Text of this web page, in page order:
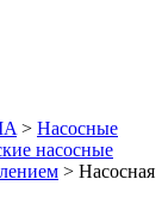
> Насосные
насосные
> Насосная